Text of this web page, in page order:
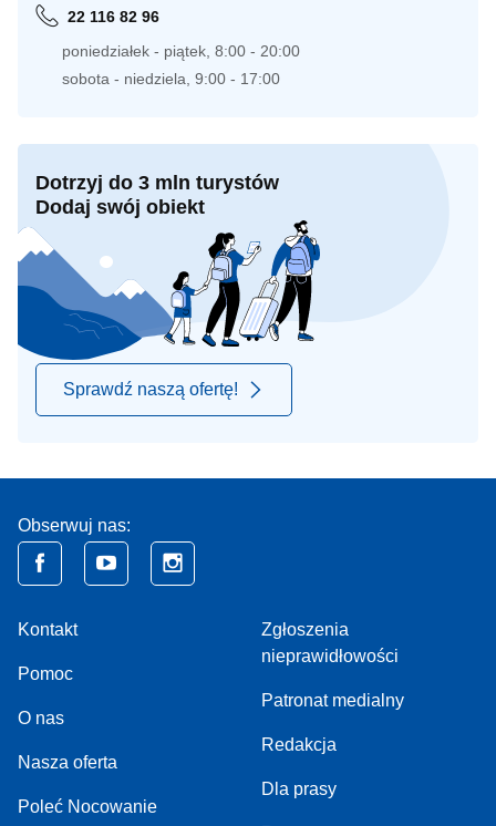
22 116 82 96
poniedziałek - piątek, 8:00 - 20:00
sobota - niedziela, 9:00 - 17:00
Dotrzyj do 3 mln turystów
Dodaj swój obiekt
Sprawdź naszą ofertę!
Obserwuj nas:
Kontakt
Pomoc
O nas
Nasza oferta
Poleć Nocowanie
Zgłoszenia
nieprawidłowości
Patronat medialny
Redakcja
Dla prasy